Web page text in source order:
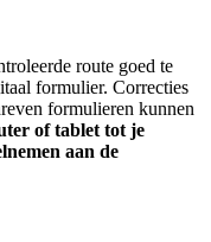
route goed te
formulier. Correcties
formulieren kunnen
of tablet tot je
aan de